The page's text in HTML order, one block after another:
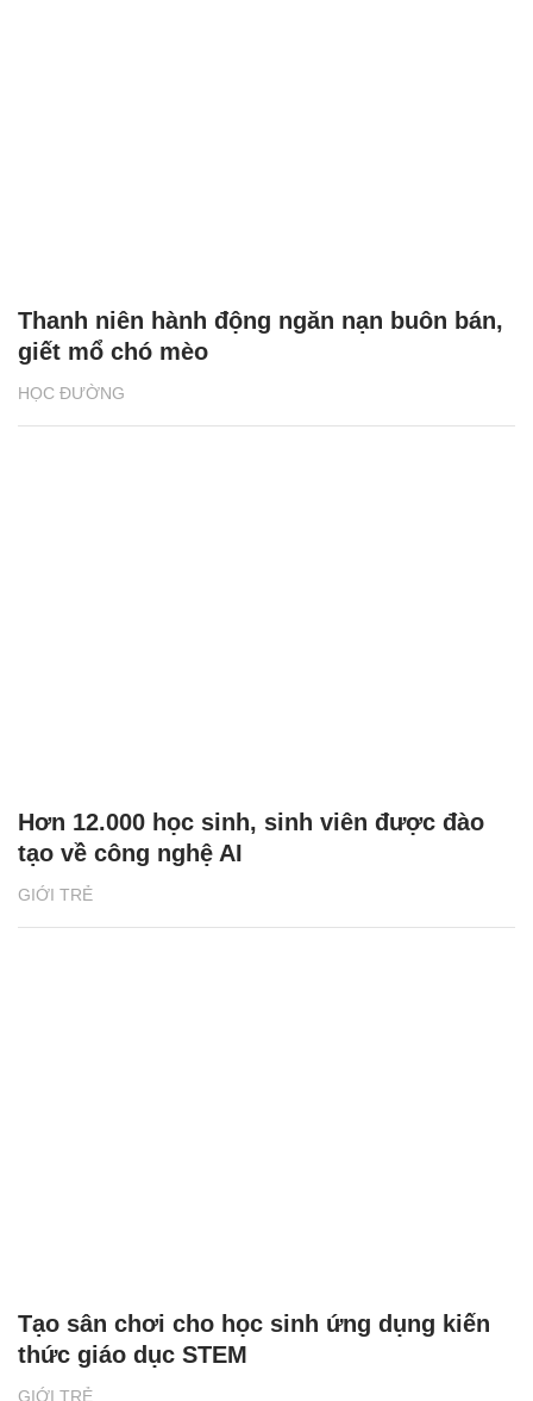
HỌC ĐƯỜNG
Thanh niên hành động ngăn nạn buôn bán,
giết mổ chó mèo
GIỚI TRẺ
Hơn 12.000 học sinh, sinh viên được đào
tạo về công nghệ AI
GIỚI TRẺ
Tạo sân chơi cho học sinh ứng dụng kiến
thức giáo dục STEM